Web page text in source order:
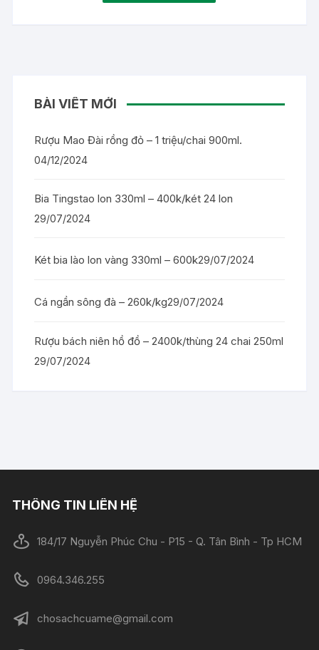
BÀI VIẾT MỚI
Rượu Mao Đài rồng đỏ – 1 triệu/chai 900ml.
04/12/2024
Bia Tingstao lon 330ml – 400k/két 24 lon
29/07/2024
Két bia lào lon vàng 330ml – 600k29/07/2024
Cá ngần sông đà – 260k/kg29/07/2024
Rượu bách niên hồ đồ – 2400k/thùng 24 chai 250ml
29/07/2024
THÔNG TIN LIÊN HỆ
184/17 Nguyễn Phúc Chu - P15 - Q. Tân Bình - Tp HCM
0964.346.255
chosachcuame@gmail.com